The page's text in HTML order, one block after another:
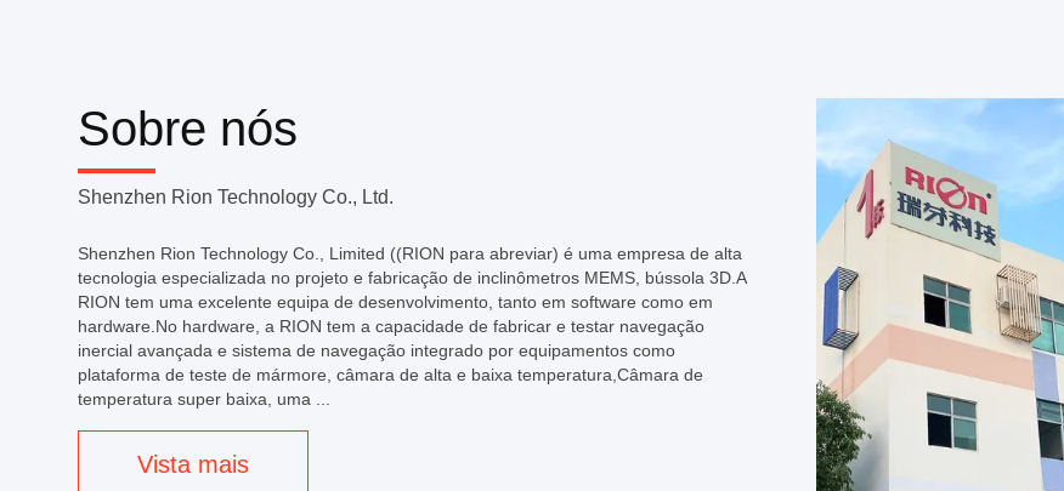
Sobre nós
Shenzhen Rion Technology Co., Ltd.
Shenzhen Rion Technology Co., Limited ((RION para abreviar) é uma empresa de alta
tecnologia especializada no projeto e fabricação de inclinômetros MEMS, bússola 3D.A
RION tem uma excelente equipa de desenvolvimento, tanto em software como em
hardware.No hardware, a RION tem a capacidade de fabricar e testar navegação
inercial avançada e sistema de navegação integrado por equipamentos como
plataforma de teste de mármore, câmara de alta e baixa temperatura,Câmara de
temperatura super baixa, uma ...
Vista mais